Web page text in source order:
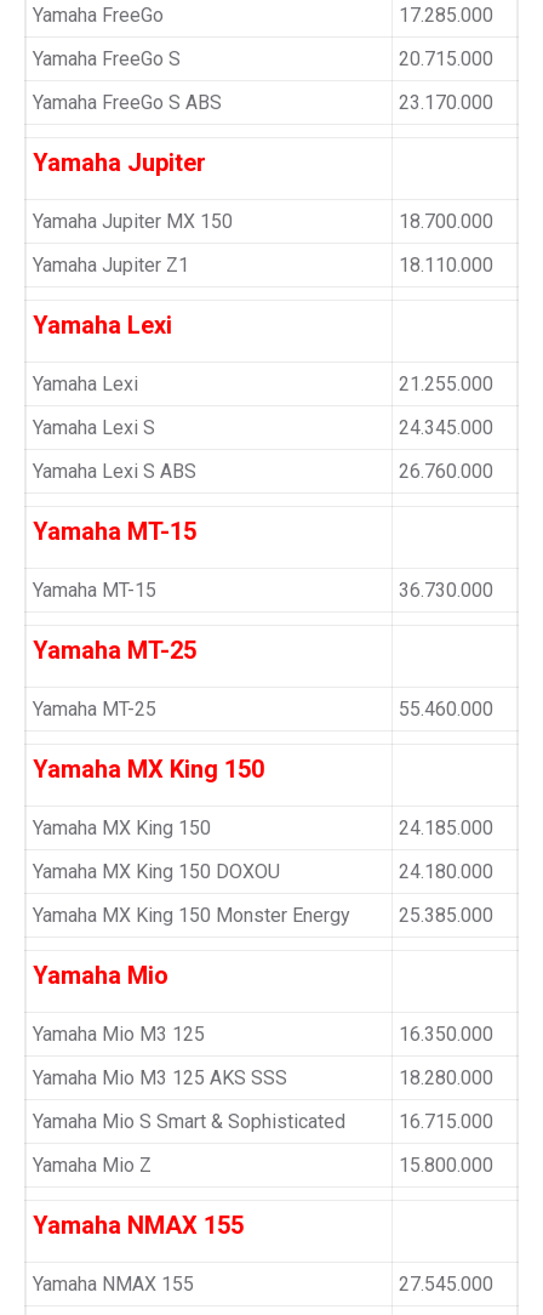
Yamaha FreeGo
17.285.000
Yamaha FreeGo S
20.715.000
Yamaha FreeGo S ABS
23.170.000
Yamaha Jupiter
Yamaha Jupiter MX 150
18.700.000
Yamaha Jupiter Z1
18.110.000
Yamaha Lexi
Yamaha Lexi
21.255.000
Yamaha Lexi S
24.345.000
Yamaha Lexi S ABS
26.760.000
Yamaha MT-15
Yamaha MT-15 36.730.000
Yamaha MT-25
Yamaha MT-25 55.460.000
Yamaha MX King 150
Yamaha MX King 150
24.185.000
Yamaha MX King 150 DOXOU
24.180.000
Yamaha MX King 150 Monster Energy
25.385.000
Yamaha Mio
Yamaha Mio M3 125
16.350.000
Yamaha Mio M3 125 AKS SSS
18.280.000
Yamaha Mio S Smart & Sophisticated
16.715.000
Yamaha Mio Z
15.800.000
Yamaha NMAX 155
Yamaha NMAX 155
27.545.000